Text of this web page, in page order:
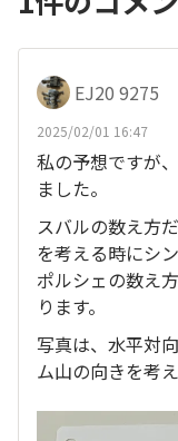
EJ20 9275
2025/02/01 16:47
私の予想ですが
ました。
スバルの数え方
を考える時にシ
ポルシェの数え
ります。
写真は、水平対
ム山の向きを考